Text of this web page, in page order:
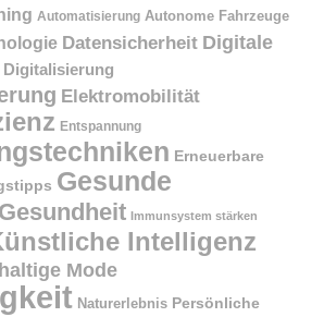
Automatisierung Autonome Fahrzeuge
Datensicherheit Digitale
Digitalisierung
Elektromobilität
Entspannung
Erneuerbare
Gesunde
Gesundheit Immunsystem stärken
Intelligenz
Mode
Naturerlebnis Persönliche